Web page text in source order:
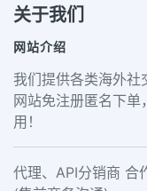
关于我们
网站介绍
我们提供各类海外社
网站免注册匿名下
用！
代理、API分销商